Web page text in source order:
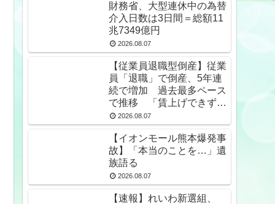
財務省、大型連休中の為替
介入日数は3日間＝総額11
兆7349億円
2026.08.07
【従業員退職型倒産】従業
員「退職」で倒産、5年連
続で増加 過去最多ペース
で推移 「賃上げできず」
倒産も発生
2026.08.07
【イオンモール熊本爆発事
故】「本当のことを…」遺
族語る
2026.08.07
【速報】れいわ新選組、